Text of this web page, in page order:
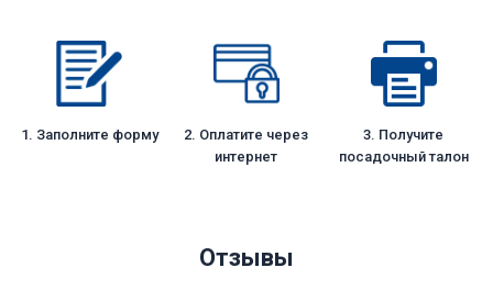
1. Заполните форму
2. Оплатите через
интернет
3. Получите
посадочный талон
Отзывы